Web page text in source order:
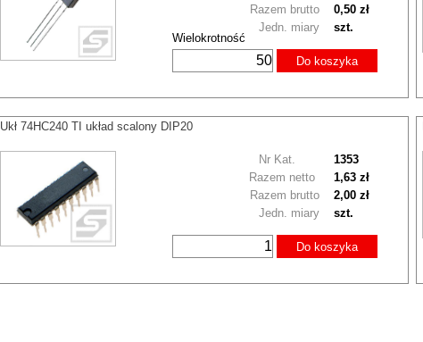
Wielokrotność
Razem brutto 0,50 zł
Jedn. miary szt.
Do koszyka
Ukł 74HC240 TI układ scalony DIP20
Nr Kat. 1353
Razem brutto 2,00 zł
Razem netto 1,63 zł
Jedn. miary szt.
Do koszyka